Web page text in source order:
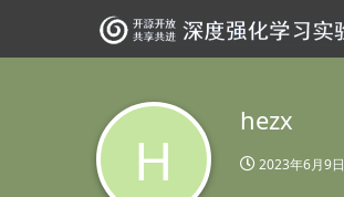
H
hezx
2023年6月9日